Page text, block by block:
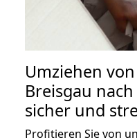
Umziehen von
Breisgau
sicher und
Profitieren Sie von